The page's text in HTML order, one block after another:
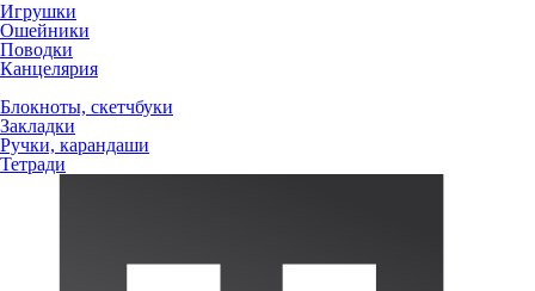
Игрушки
Ошейники
Поводки
Канцелярия
Блокноты, скетчбуки
Закладки
Ручки, карандаши
Тетради